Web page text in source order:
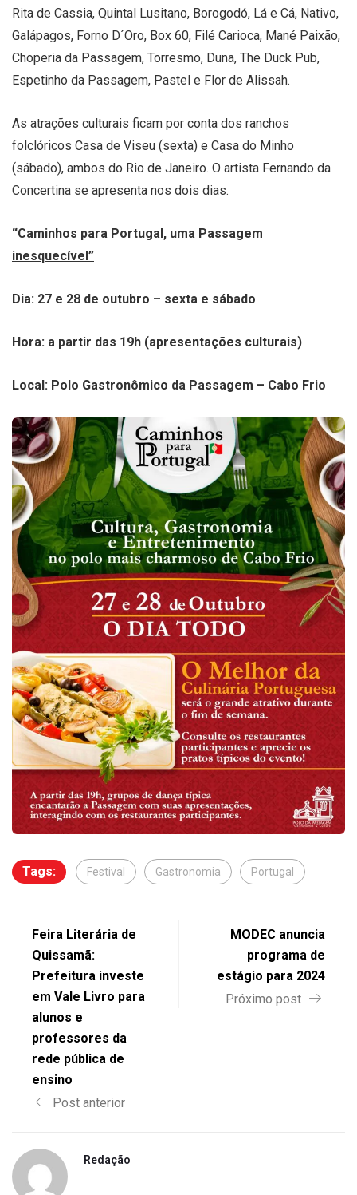
Rita de Cassia, Quintal Lusitano, Borogodó, Lá e Cá, Nativo,
Galápagos, Forno D´Oro, Box 60, Filé Carioca, Mané Paixão,
Choperia da Passagem, Torresmo, Duna, The Duck Pub,
Espetinho da Passagem, Pastel e Flor de Alissah.
As atrações culturais ficam por conta dos ranchos
folclóricos Casa de Viseu (sexta) e Casa do Minho
(sábado), ambos do Rio de Janeiro. O artista Fernando da
Concertina se apresenta nos dois dias.
“Caminhos para Portugal, uma Passagem
inesquecível”
Dia: 27 e 28 de outubro – sexta e sábado
Hora: a partir das 19h (apresentações culturais)
Local: Polo Gastronômico da Passagem – Cabo Frio
Tags: Festival Gastronomia Portugal
Feira Literária de
Quissamã:
Prefeitura investe
em Vale Livro para
alunos e
professores da
rede pública de
ensino
Post anterior
MODEC anuncia
programa de
estágio para 2024
Próximo post
Redação